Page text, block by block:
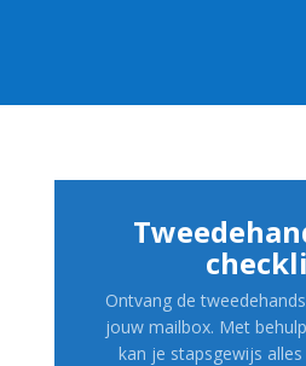
Ontvang de
jouw mailbox. Met
kan je stapsgewijs